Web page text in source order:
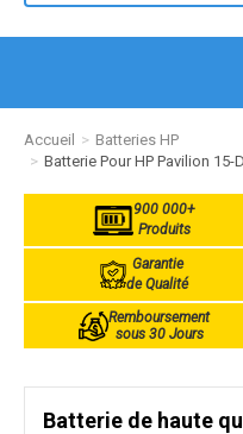
Accueil
Batteries HP
Batterie Pour HP Pavilion 15-
900 000+
Produits
Garantie
de Qualité
Remboursement
sous 30 Jours
Batterie de haute